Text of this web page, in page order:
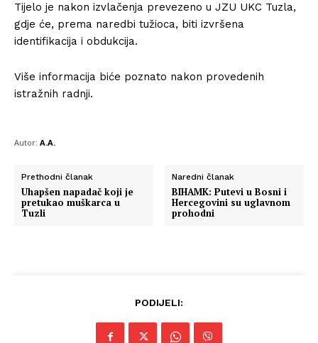
Tijelo je nakon izvlačenja prevezeno u JZU UKC Tuzla,
gdje će, prema naredbi tužioca, biti izvršena
identifikacija i obdukcija.
Više informacija biće poznato nakon provedenih
istražnih radnji.
Autor: A.A.
Prethodni članak
Uhapšen napadač koji je
pretukao muškarca u
Tuzli
Naredni članak
BIHAMK: Putevi u Bosni i
Hercegovini su uglavnom
prohodni
PODIJELI: